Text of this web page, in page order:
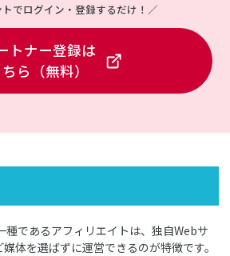
でログイン・登録するだけ！／
トナー登録は
ら（無料）
種であるアフィリエイトは、独自Webサ
体を選ばずに運営できるのが特徴です。